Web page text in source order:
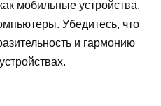
мобильные устройства,
Убедитесь, что
и гармонию